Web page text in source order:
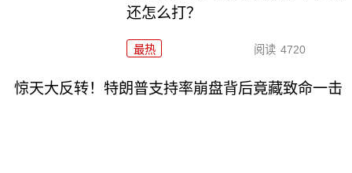
还怎么打？
最热 阅读 4720
惊天大反转！特朗普支持率崩盘背后竟藏致命一击